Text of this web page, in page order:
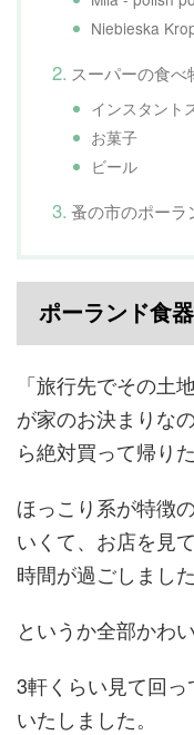
Niebieska
スーパーの食べ
インスタント
お菓子
ビール
蚤の市のポーラ
ポーランド食器
「旅行先でその土
が家のお決まりな
ら絶対買って帰り
ほっこり系が特徴
いくて、お店を見
時間が過ごしまし
というか全部かわ
3軒くらい見て回
いたしました。